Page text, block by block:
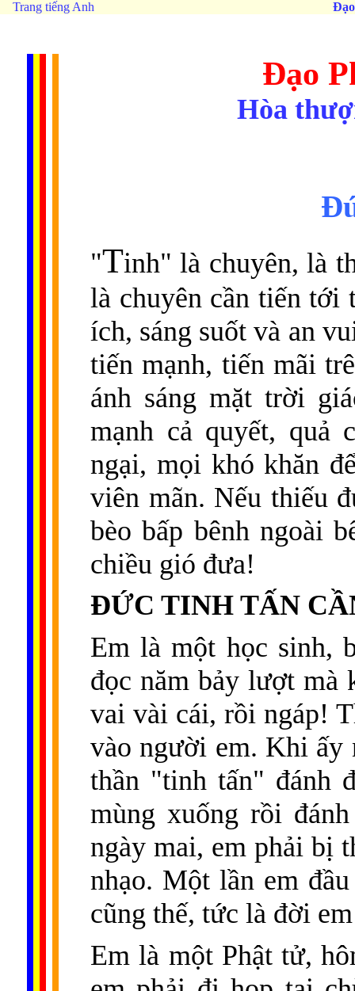
Trang tiếng Anh
Đạo
Hòa
"Tinh" là chuyên, là
là chuyên cần tiến tới
ích, sáng suốt và an
tiến mạnh, tiến mãi
ánh sáng mặt trời
mạnh cả quyết, quả
ngại, mọi khó khăn
viên mãn. Nếu thiếu
bèo bấp bênh ngoài
chiều gió đưa!
ÐỨC TINH TẤN
Em là một học sinh,
đọc năm bảy lượt mà
vai vài cái, rồi ngáp!
vào người em. Khi ấy
thần "tinh tấn" đánh
mùng xuống rồi
ngày mai, em phải bị
nhạo. Một lần em
cũng thế, tức là đời
Em là một Phật tử,